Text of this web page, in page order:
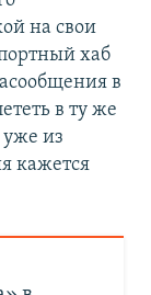
на свои
хаб
в
в ту же
из
кажется